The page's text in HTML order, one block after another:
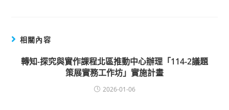
相關內容
轉知-探究與實作課程北區推動中心辦理「114-2議題
策展實務工作坊」實施計畫
2026-01-06